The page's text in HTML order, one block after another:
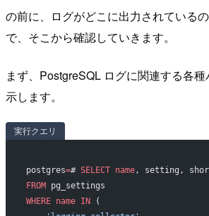
の前に、ログがどこに出力されている
で、そこから確認していきます。
まず、PostgreSQL ログに関連する各
示します。
実行クエリ
postgres=# SELECT name, setting,
FROM pg_settings
WHERE name IN (